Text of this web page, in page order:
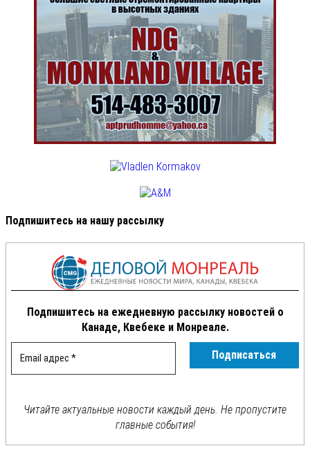
Подпишитесь на нашу рассылку
Подпишитесь на ежедневную рассылку новостей о
Канаде, Квебеке и Монреале.
Читайте актуальные новости каждый день. Не пропустите
главные события!